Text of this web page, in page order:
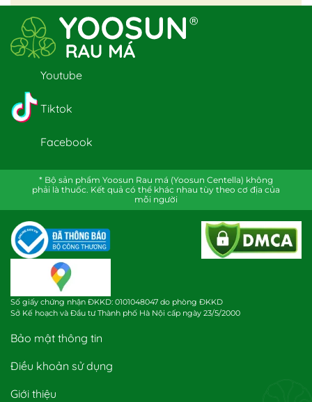
Youtube
Tiktok
Facebook
* Bộ sản phẩm Yoosun Rau má (Yoosun Centella) không
phải là thuốc. Kết quả có thể khác nhau tùy theo cơ địa của
mỗi người
Số giấy chứng nhận ĐKKD: 0101048047 do phòng ĐKKD
Sở Kế hoạch và Đầu tư Thành phố Hà Nội cấp ngày 23/5/2000
Bảo mật thông tin
Điều khoản sử dụng
Giới thiệu